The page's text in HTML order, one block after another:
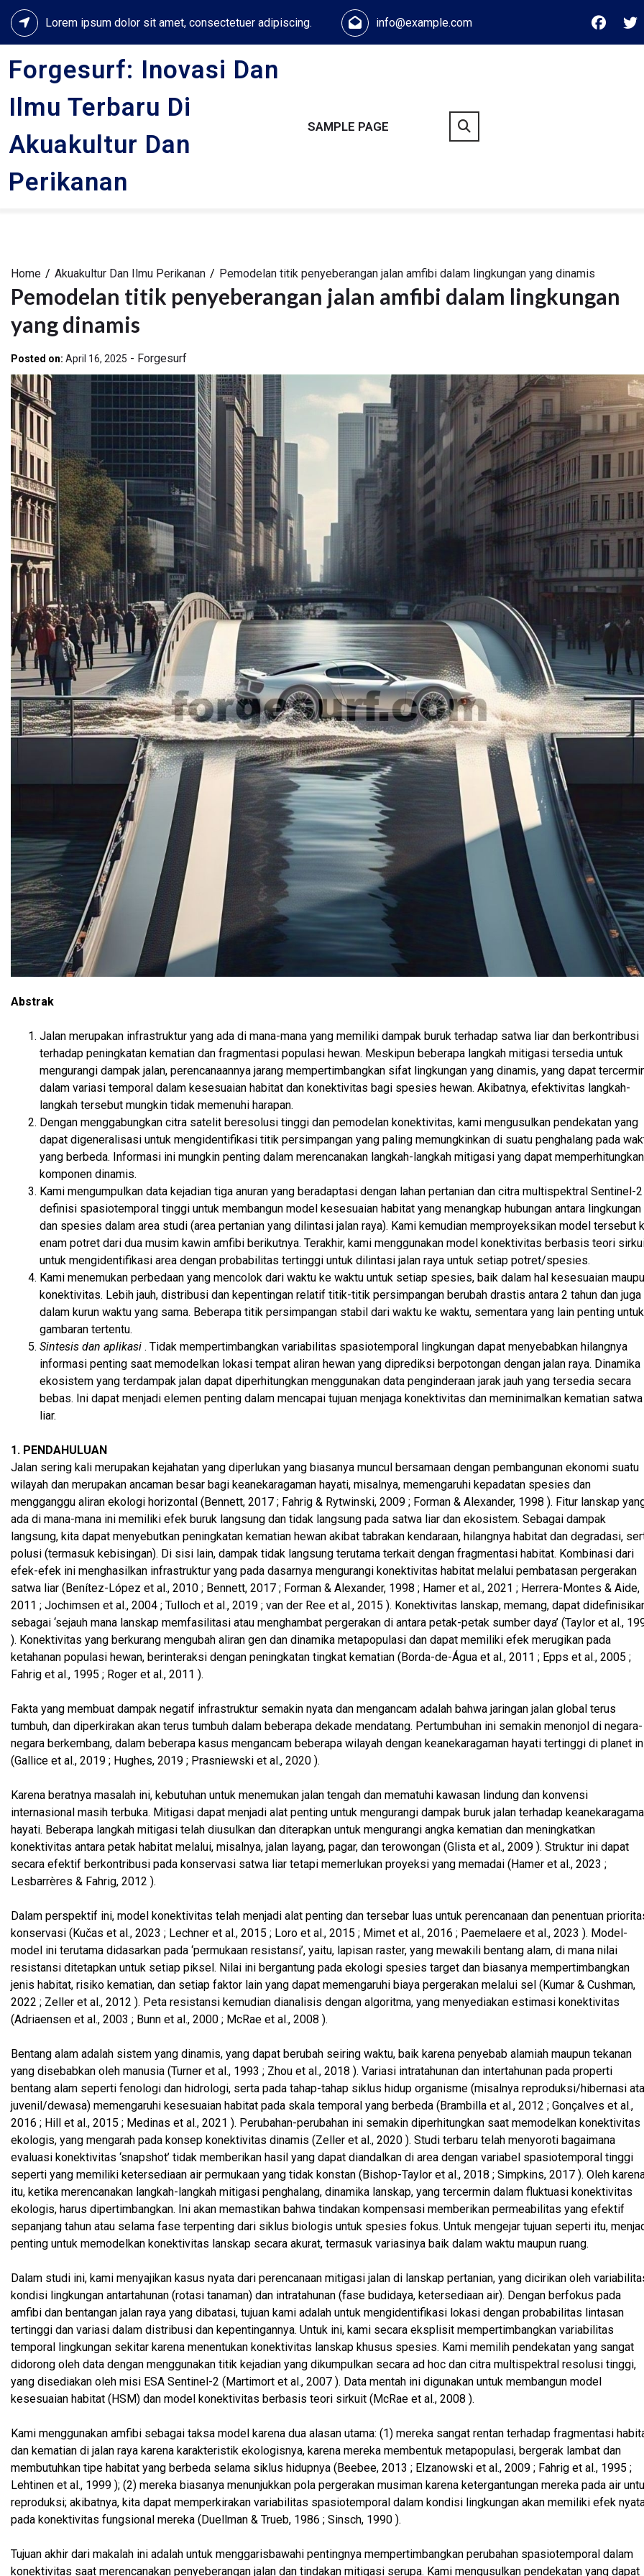
Skip
content
Lorem ipsum dolor sit amet, consectetuer adipiscing. info@example.com
Forgesurf: Inovasi Dan
Ilmu Terbaru Di
Akuakultur Dan
Perikanan
SAMPLE PAGE
Home Akuakultur Dan Ilmu Perikanan Pemodelan titik penyeberangan jalan amfibi dalam lingkungan yang dinamis
Pemodelan titik penyeberangan jalan amfibi dalam lingkungan
yang dinamis
Posted on: April 16, 2025 - Forgesurf
Abstrak
Jalan merupakan infrastruktur yang ada di mana-mana yang memiliki dampak buruk terhadap satwa liar dan berkontribusi
terhadap peningkatan kematian dan fragmentasi populasi hewan. Meskipun beberapa langkah mitigasi tersedia untuk
mengurangi dampak jalan, perencanaannya jarang mempertimbangkan sifat lingkungan yang dinamis, yang dapat
dalam variasi temporal dalam kesesuaian habitat dan konektivitas bagi spesies hewan. Akibatnya, efektivitas langkah-
langkah tersebut mungkin tidak memenuhi harapan.
Dengan menggabungkan citra satelit beresolusi tinggi dan pemodelan konektivitas, kami mengusulkan pendekatan yang
dapat digeneralisasi untuk mengidentifikasi titik persimpangan yang paling memungkinkan di suatu penghalang pada
yang berbeda. Informasi ini mungkin penting dalam merencanakan langkah-langkah mitigasi yang dapat memperhitungkan
komponen dinamis.
Kami mengumpulkan data kejadian tiga anuran yang beradaptasi dengan lahan pertanian dan citra multispektral Sentinel-2
definisi spasiotemporal tinggi untuk membangun model kesesuaian habitat yang menangkap hubungan antara lingkungan
dan spesies dalam area studi (area pertanian yang dilintasi jalan raya). Kami kemudian memproyeksikan model tersebut
enam potret dari dua musim kawin amfibi berikutnya. Terakhir, kami menggunakan model konektivitas berbasis teori
untuk mengidentifikasi area dengan probabilitas tertinggi untuk dilintasi jalan raya untuk setiap potret/spesies.
Kami menemukan perbedaan yang mencolok dari waktu ke waktu untuk setiap spesies, baik dalam hal kesesuaian
konektivitas. Lebih jauh, distribusi dan kepentingan relatif titik-titik persimpangan berubah drastis antara 2 tahun dan juga
dalam kurun waktu yang sama. Beberapa titik persimpangan stabil dari waktu ke waktu, sementara yang lain penting untuk
gambaran tertentu.
Sintesis dan aplikasi . Tidak mempertimbangkan variabilitas spasiotemporal lingkungan dapat menyebabkan hilangnya
informasi penting saat memodelkan lokasi tempat aliran hewan yang diprediksi berpotongan dengan jalan raya. Dinamika
ekosistem yang terdampak jalan dapat diperhitungkan menggunakan data penginderaan jarak jauh yang tersedia secara
bebas. Ini dapat menjadi elemen penting dalam mencapai tujuan menjaga konektivitas dan meminimalkan kematian satwa
liar.
1. PENDAHULUAN
Jalan sering kali merupakan kejahatan yang diperlukan yang biasanya muncul bersamaan dengan pembangunan ekonomi suatu
wilayah dan merupakan ancaman besar bagi keanekaragaman hayati, misalnya, memengaruhi kepadatan spesies dan
mengganggu aliran ekologi horizontal (Bennett, 2017 ; Fahrig & Rytwinski, 2009 ; Forman & Alexander, 1998 ). Fitur lanskap
ada di mana-mana ini memiliki efek buruk langsung dan tidak langsung pada satwa liar dan ekosistem. Sebagai dampak
langsung, kita dapat menyebutkan peningkatan kematian hewan akibat tabrakan kendaraan, hilangnya habitat dan degradasi,
polusi (termasuk kebisingan). Di sisi lain, dampak tidak langsung terutama terkait dengan fragmentasi habitat. Kombinasi dari
efek-efek ini menghasilkan infrastruktur yang pada dasarnya mengurangi konektivitas habitat melalui pembatasan pergerakan
satwa liar (Benítez-López et al., 2010 ; Bennett, 2017 ; Forman & Alexander, 1998 ; Hamer et al., 2021 ; Herrera-Montes & Aide,
2011 ; Jochimsen et al., 2004 ; Tulloch et al., 2019 ; van der Ree et al., 2015 ). Konektivitas lanskap, memang, dapat
sebagai ‘sejauh mana lanskap memfasilitasi atau menghambat pergerakan di antara petak-petak sumber daya’ (Taylor et al.,
). Konektivitas yang berkurang mengubah aliran gen dan dinamika metapopulasi dan dapat memiliki efek merugikan pada
ketahanan populasi hewan, berinteraksi dengan peningkatan tingkat kematian (Borda-de-Água et al., 2011 ; Epps et al., 2005 ;
Fahrig et al., 1995 ; Roger et al., 2011 ).
Fakta yang membuat dampak negatif infrastruktur semakin nyata dan mengancam adalah bahwa jaringan jalan global terus
tumbuh, dan diperkirakan akan terus tumbuh dalam beberapa dekade mendatang. Pertumbuhan ini semakin menonjol di negara-
negara berkembang, dalam beberapa kasus mengancam beberapa wilayah dengan keanekaragaman hayati tertinggi di planet
(Gallice et al., 2019 ; Hughes, 2019 ; Prasniewski et al., 2020 ).
Karena beratnya masalah ini, kebutuhan untuk menemukan jalan tengah dan mematuhi kawasan lindung dan konvensi
internasional masih terbuka. Mitigasi dapat menjadi alat penting untuk mengurangi dampak buruk jalan terhadap
hayati. Beberapa langkah mitigasi telah diusulkan dan diterapkan untuk mengurangi angka kematian dan meningkatkan
konektivitas antara petak habitat melalui, misalnya, jalan layang, pagar, dan terowongan (Glista et al., 2009 ). Struktur ini dapat
secara efektif berkontribusi pada konservasi satwa liar tetapi memerlukan proyeksi yang memadai (Hamer et al., 2023 ;
Lesbarrères & Fahrig, 2012 ).
Dalam perspektif ini, model konektivitas telah menjadi alat penting dan tersebar luas untuk perencanaan dan penentuan
konservasi (Kučas et al., 2023 ; Lechner et al., 2015 ; Loro et al., 2015 ; Mimet et al., 2016 ; Paemelaere et al., 2023 ). Model-
model ini terutama didasarkan pada ‘permukaan resistansi’, yaitu, lapisan raster, yang mewakili bentang alam, di mana nilai
resistansi ditetapkan untuk setiap piksel. Nilai ini bergantung pada ekologi spesies target dan biasanya mempertimbangkan
jenis habitat, risiko kematian, dan setiap faktor lain yang dapat memengaruhi biaya pergerakan melalui sel (Kumar & Cushman,
2022 ; Zeller et al., 2012 ). Peta resistansi kemudian dianalisis dengan algoritma, yang menyediakan estimasi konektivitas
(Adriaensen et al., 2003 ; Bunn et al., 2000 ; McRae et al., 2008 ).
Bentang alam adalah sistem yang dinamis, yang dapat berubah seiring waktu, baik karena penyebab alamiah maupun tekanan
yang disebabkan oleh manusia (Turner et al., 1993 ; Zhou et al., 2018 ). Variasi intratahunan dan intertahunan pada properti
bentang alam seperti fenologi dan hidrologi, serta pada tahap-tahap siklus hidup organisme (misalnya reproduksi/hibernasi
juvenil/dewasa) memengaruhi kesesuaian habitat pada skala temporal yang berbeda (Brambilla et al., 2012 ; Gonçalves et al.,
2016 ; Hill et al., 2015 ; Medinas et al., 2021 ). Perubahan-perubahan ini semakin diperhitungkan saat memodelkan konektivitas
ekologis, yang mengarah pada konsep konektivitas dinamis (Zeller et al., 2020 ). Studi terbaru telah menyoroti bagaimana
evaluasi konektivitas ‘snapshot’ tidak memberikan hasil yang dapat diandalkan di area dengan variabel spasiotemporal tinggi
seperti yang memiliki ketersediaan air permukaan yang tidak konstan (Bishop-Taylor et al., 2018 ; Simpkins, 2017 ). Oleh
itu, ketika merencanakan langkah-langkah mitigasi penghalang, dinamika lanskap, yang tercermin dalam fluktuasi konektivitas
ekologis, harus dipertimbangkan. Ini akan memastikan bahwa tindakan kompensasi memberikan permeabilitas yang efektif
sepanjang tahun atau selama fase terpenting dari siklus biologis untuk spesies fokus. Untuk mengejar tujuan seperti itu,
penting untuk memodelkan konektivitas lanskap secara akurat, termasuk variasinya baik dalam waktu maupun ruang.
Dalam studi ini, kami menyajikan kasus nyata dari perencanaan mitigasi jalan di lanskap pertanian, yang dicirikan oleh
kondisi lingkungan antartahunan (rotasi tanaman) dan intratahunan (fase budidaya, ketersediaan air). Dengan berfokus pada
amfibi dan bentangan jalan raya yang dibatasi, tujuan kami adalah untuk mengidentifikasi lokasi dengan probabilitas lintasan
tertinggi dan variasi dalam distribusi dan kepentingannya. Untuk ini, kami secara eksplisit mempertimbangkan variabilitas
temporal lingkungan sekitar karena menentukan konektivitas lanskap khusus spesies. Kami memilih pendekatan yang sangat
didorong oleh data dengan menggunakan titik kejadian yang dikumpulkan secara ad hoc dan citra multispektral resolusi tinggi,
yang disediakan oleh misi ESA Sentinel-2 (Martimort et al., 2007 ). Data mentah ini digunakan untuk membangun model
kesesuaian habitat (HSM) dan model konektivitas berbasis teori sirkuit (McRae et al., 2008 ).
Kami menggunakan amfibi sebagai taksa model karena dua alasan utama: (1) mereka sangat rentan terhadap fragmentasi
dan kematian di jalan raya karena karakteristik ekologisnya, karena mereka membentuk metapopulasi, bergerak lambat dan
membutuhkan tipe habitat yang berbeda selama siklus hidupnya (Beebee, 2013 ; Elzanowski et al., 2009 ; Fahrig et al., 1995 ;
Lehtinen et al., 1999 ); (2) mereka biasanya menunjukkan pola pergerakan musiman karena ketergantungan mereka pada air
reproduksi; akibatnya, kita dapat memperkirakan variabilitas spasiotemporal dalam kondisi lingkungan akan memiliki efek
pada konektivitas fungsional mereka (Duellman & Trueb, 1986 ; Sinsch, 1990 ).
Tujuan akhir dari makalah ini adalah untuk menggarisbawahi pentingnya mempertimbangkan perubahan spasiotemporal dalam
konektivitas saat merencanakan penyeberangan jalan dan tindakan mitigasi serupa. Kami mengusulkan pendekatan yang dapat